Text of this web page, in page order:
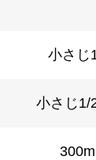
小さじ
小さじ1/
300ml